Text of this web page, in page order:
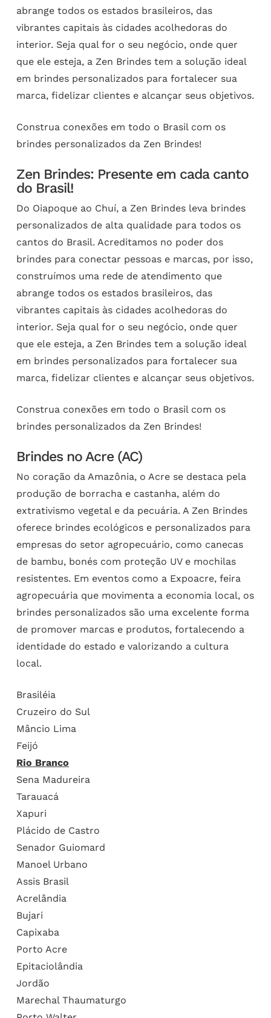
abrange todos os estados brasileiros, das
vibrantes capitais às cidades acolhedoras do
interior. Seja qual for o seu negócio, onde quer
que ele esteja, a Zen Brindes tem a solução ideal
em brindes personalizados para fortalecer sua
marca, fidelizar clientes e alcançar seus objetivos.
Construa conexões em todo o Brasil com os
brindes personalizados da Zen Brindes!
Zen Brindes: Presente em cada canto
do Brasil!
Do Oiapoque ao Chuí, a Zen Brindes leva brindes
personalizados de alta qualidade para todos os
cantos do Brasil. Acreditamos no poder dos
brindes para conectar pessoas e marcas, por isso,
construímos uma rede de atendimento que
abrange todos os estados brasileiros, das
vibrantes capitais às cidades acolhedoras do
interior. Seja qual for o seu negócio, onde quer
que ele esteja, a Zen Brindes tem a solução ideal
em brindes personalizados para fortalecer sua
marca, fidelizar clientes e alcançar seus objetivos.
Construa conexões em todo o Brasil com os
brindes personalizados da Zen Brindes!
Brindes no Acre (AC)
No coração da Amazônia, o Acre se destaca pela
produção de borracha e castanha, além do
extrativismo vegetal e da pecuária. A Zen Brindes
oferece brindes ecológicos e personalizados para
empresas do setor agropecuário, como canecas
de bambu, bonés com proteção UV e mochilas
resistentes. Em eventos como a Expoacre, feira
agropecuária que movimenta a economia local, os
brindes personalizados são uma excelente forma
de promover marcas e produtos, fortalecendo a
identidade do estado e valorizando a cultura
local.
Brasiléia
Cruzeiro do Sul
Mâncio Lima
Feijó
Rio Branco
Sena Madureira
Tarauacá
Xapuri
Plácido de Castro
Senador Guiomard
Manoel Urbano
Assis Brasil
Acrelândia
Bujari
Capixaba
Porto Acre
Epitaciolândia
Jordão
Marechal Thaumaturgo